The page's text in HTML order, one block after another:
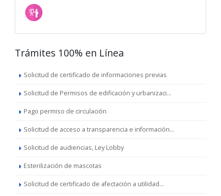
Trámites 100% en Línea
Solicitud de certificado de informaciones previas
Solicitud de Permisos de edificación y urbanizaci...
Pago permiso de circulación
Solicitud de acceso a transparencia e información...
Solicitud de audiencias, Ley Lobby
Esterilización de mascotas
Solicitud de certificado de afectación a utilidad...